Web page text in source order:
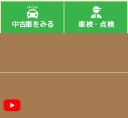
中古車をみる 車検・点検